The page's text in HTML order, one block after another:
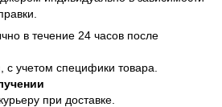
в течение 24 часов после
с учетом специфики товара.
при доставке.